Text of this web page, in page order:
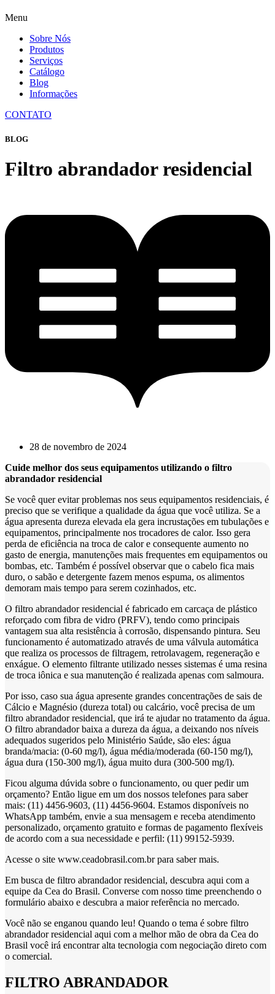
Menu
Sobre Nós
Produtos
Serviços
Catálogo
Blog
Informações
CONTATO
BLOG
Filtro abrandador residencial
28 de novembro de 2024
Cuide melhor dos seus equipamentos utilizando o filtro
abrandador residencial
Se você quer evitar problemas nos seus equipamentos residenciais, é
preciso que se verifique a qualidade da água que você utiliza. Se a
água apresenta dureza elevada ela gera incrustações em tubulações e
equipamentos, principalmente nos trocadores de calor. Isso gera
perda de eficiência na troca de calor e consequente aumento no
gasto de energia, manutenções mais frequentes em equipamentos ou
bombas, etc. Também é possível observar que o cabelo fica mais
duro, o sabão e detergente fazem menos espuma, os alimentos
demoram mais tempo para serem cozinhados, etc.
O filtro abrandador residencial é fabricado em carcaça de plástico
reforçado com fibra de vidro (PRFV), tendo como principais
vantagem sua alta resistência à corrosão, dispensando pintura. Seu
funcionamento é automatizado através de uma válvula automática
que realiza os processos de filtragem, retrolavagem, regeneração e
enxágue. O elemento filtrante utilizado nesses sistemas é uma resina
de troca iônica e sua manutenção é realizada apenas com salmoura.
Por isso, caso sua água apresente grandes concentrações de sais de
Cálcio e Magnésio (dureza total) ou calcário, você precisa de um
filtro abrandador residencial, que irá te ajudar no tratamento da água.
O filtro abrandador baixa a dureza da água, a deixando nos níveis
adequados sugeridos pelo Ministério Saúde, são eles: água
branda/macia: (0-60 mg/l), água média/moderada (60-150 mg/l),
água dura (150-300 mg/l), água muito dura (300-500 mg/l).
Ficou alguma dúvida sobre o funcionamento, ou quer pedir um
orçamento? Então ligue em um dos nossos telefones para saber
mais: (11) 4456-9603, (11) 4456-9604. Estamos disponíveis no
WhatsApp também, envie a sua mensagem e receba atendimento
personalizado, orçamento gratuito e formas de pagamento flexíveis
de acordo com a sua necessidade e perfil: (11) 99152-5939.
Acesse o site www.ceadobrasil.com.br para saber mais.
Em busca de filtro abrandador residencial, descubra aqui com a
equipe da Cea do Brasil. Converse com nosso time preenchendo o
formulário abaixo e descubra a maior referência no mercado.
Você não se enganou quando leu! Quando o tema é sobre filtro
abrandador residencial aqui com a melhor mão de obra da Cea do
Brasil você irá encontrar alta tecnologia com negociação direto com
o comercial.
FILTRO ABRANDADOR